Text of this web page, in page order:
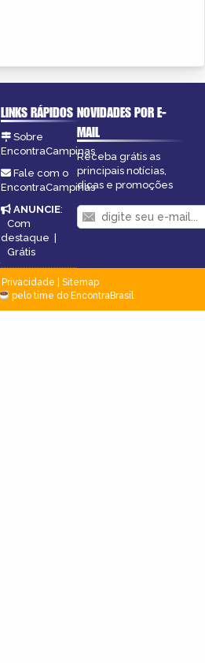
LINKS RÁPIDOS
Sobre
EncontraCampinas
Fale com o
EncontraCampinas
ANUNCIE:
Com
destaque |
Grátis
NOVIDADES POR E-
MAIL
Receba grátis as
principais notícias,
dicas e promoções
Privacidade
Sitemap
pelo time do EncontraBrasil